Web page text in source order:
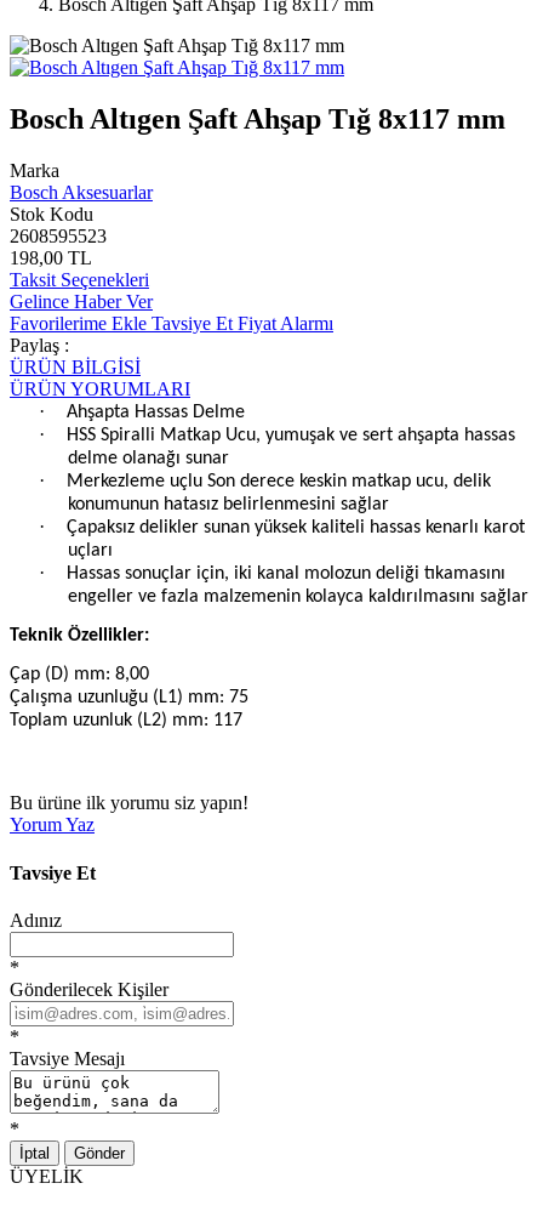
Bosch Altıgen Şaft Ahşap Tığ 8x117 mm
Bosch Altıgen Şaft Ahşap Tığ 8x117 mm
Marka
Bosch Aksesuarlar
Stok Kodu
2608595523
198,00 TL
Taksit Seçenekleri
Gelince Haber Ver
Favorilerime Ekle Tavsiye Et Fiyat Alarmı
Paylaş :
ÜRÜN BİLGİSİ
ÜRÜN YORUMLARI
·
Ahşapta Hassas Delme
·
HSS Spiralli Matkap Ucu, yumuşak ve sert ahşapta hassas
delme olanağı sunar
·
Merkezleme uçlu Son derece keskin matkap ucu, delik
konumunun hatasız belirlenmesini sağlar
·
Çapaksız delikler sunan yüksek kaliteli hassas kenarlı karot
uçları
·
Hassas sonuçlar için, iki kanal molozun deliği tıkamasını
engeller ve fazla malzemenin kolayca kaldırılmasını sağlar
Teknik Özellikler:
Çap (D) mm: 8,00
Çalışma uzunluğu (L1) mm: 75
Toplam uzunluk (L2) mm: 117
Bu ürüne ilk yorumu siz yapın!
Yorum Yaz
Tavsiye Et
Adınız
*
Gönderilecek Kişiler
*
Tavsiye Mesajı
*
İptal Gönder
ÜYELİK